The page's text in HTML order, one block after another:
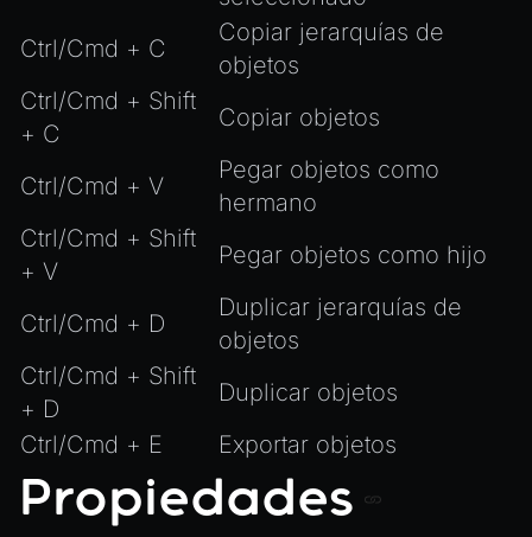
Ctrl/Cmd + C
Copiar jerarquías de
objetos
Ctrl/Cmd + Shift
+ C
Copiar objetos
Ctrl/Cmd + V
Pegar objetos como
hermano
Ctrl/Cmd + Shift
+ V
Pegar objetos como hijo
Ctrl/Cmd + D
Duplicar jerarquías de
objetos
Ctrl/Cmd + Shift
+ D
Duplicar objetos
Ctrl/Cmd + E
Exportar objetos
Propiedades